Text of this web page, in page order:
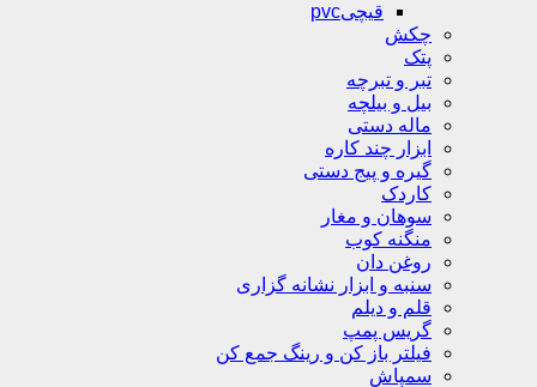
قیچیpvc
چکش
پتک
تبر و تبرچه
بیل و بیلچه
ماله دستی
ابزار چند کاره
گیره و پیج دستی
کاردک
سوهان و مغار
منگنه کوب
روغن دان
سنبه و ابزار نشانه گزاری
قلم و دیلم
گریس پمپ
فیلتر باز کن و رینگ جمع کن
سمپاش